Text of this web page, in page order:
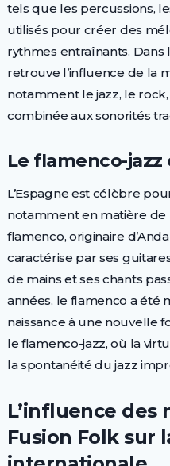
tels que les percussions,
utilisés pour créer des
rythmes entraînants. Dans
retrouve l’influence de la
notamment le jazz, le
combinée aux sonorités
Le flamenco-jazz
L’Espagne est célèbre
notamment en matière de
flamenco, originaire
caractérise par ses
de mains et ses chants
années, le flamenco a été
naissance à une nouvelle
le flamenco-jazz, où la
la spontanéité du jazz
L’influence des
Fusion Folk sur